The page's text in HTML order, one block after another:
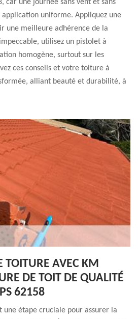
car une journée sans vent et sans
uniforme. Appliquez une
une meilleure adhérence de la
utilisez un pistolet à
homogène, surtout sur les
ces conseils et votre toiture à
alliant beauté et durabilité, à
TOITURE AVEC KM
DE TOIT DE QUALITÉ
62158
une étape cruciale pour assurer la